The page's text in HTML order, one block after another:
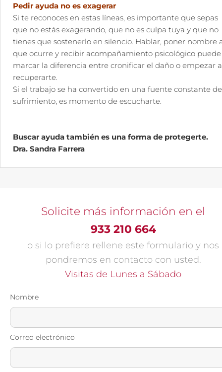
Pedir ayuda no es exagerar
Si te reconoces en estas líneas, es importante que sepas
que no estás exagerando, que no es culpa tuya y que no
tienes que sostenerlo en silencio. Hablar, poner nombre
que ocurre y recibir acompañamiento psicológico puede
marcar la diferencia entre cronificar el daño o empezar a
recuperarte.
Si el trabajo se ha convertido en una fuente constante de
sufrimiento, es momento de escucharte.
Buscar ayuda también es una forma de protegerte.
Dra. Sandra Farrera
Solicite más información en el
933 210 664
o si lo prefiere rellene este formulario y nos
pondremos en contacto con usted.
Visitas de Lunes a Sábado
Nombre
Correo electrónico